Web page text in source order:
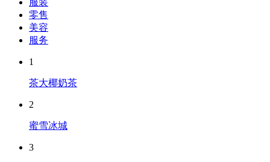
零售
美容
服务
1
茶大椰奶茶
2
蜜雪冰城
3